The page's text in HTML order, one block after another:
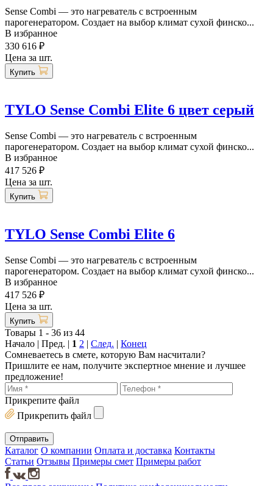
Sense Combi — это нагреватель с встроенным
парогенератором. Создает на выбор климат сухой финско...
В избранное
330 616 ₽
Цена за шт.
Купить
TYLO Sense Combi Elite 6 цвет серый
Sense Combi — это нагреватель с встроенным
парогенератором. Создает на выбор климат сухой финско...
В избранное
417 526 ₽
Цена за шт.
Купить
TYLO Sense Combi Elite 6
Sense Combi — это нагреватель с встроенным
парогенератором. Создает на выбор климат сухой финско...
В избранное
417 526 ₽
Цена за шт.
Купить
Товары 1 - 36 из 44
Начало | Пред. | 1 2 | След. | Конец
Сомневаетесь в смете, которую Вам насчитали?
Пришлите ее нам, получите экспертное мнение и лучшее
предложение!
Прикрепите файл
Прикрепить файл
Каталог О компании Оплата и доставка Контакты
Статьи Отзывы Примеры смет Примеры работ